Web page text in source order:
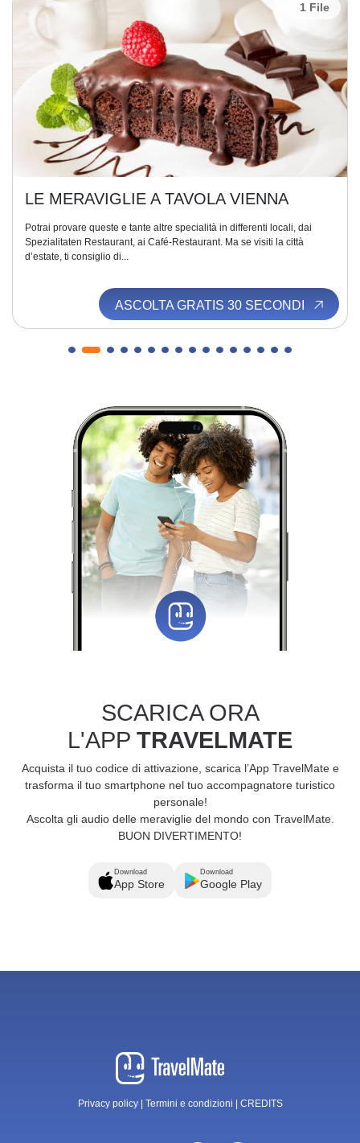
1 File
LE MERAVIGLIE A TAVOLA VIENNA
Potrai provare queste e tante altre specialità in differenti locali, dai
Spezialitaten Restaurant, ai Café-Restaurant. Ma se visiti la città
d’estate, ti consiglio di...
ASCOLTA GRATIS 30 SECONDI
SCARICA ORA
L'APP TRAVELMATE
Acquista il tuo codice di attivazione, scarica l’App TravelMate e
trasforma il tuo smartphone nel tuo accompagnatore turistico
personale!
Ascolta gli audio delle meraviglie del mondo con TravelMate.
BUON DIVERTIMENTO!
Download
App Store
Download
Google Play
Privacy policy| Termini e condizioni CREDITS